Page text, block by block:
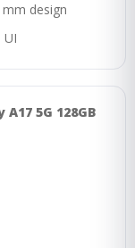
design
UI
5G 128GB